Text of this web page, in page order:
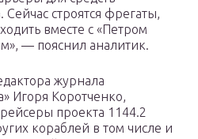
строятся фрегаты,
вместе с «Петром
— пояснил аналитик.
журнала
Игоря Коротченко,
проекта 1144.2
кораблей в том числе и